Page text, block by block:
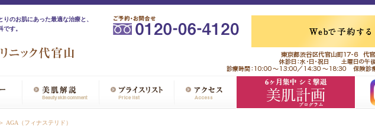
のお肌にあった最適な治療と、
す。
＞ AGA（フィナステリド）